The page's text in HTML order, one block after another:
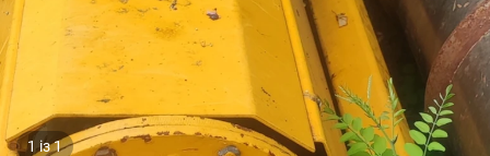
1із1